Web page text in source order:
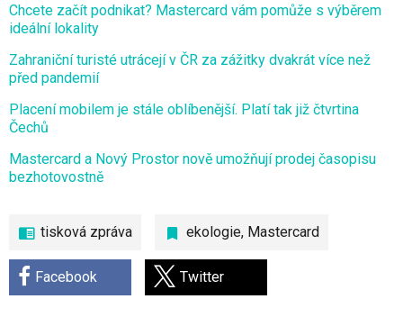
tisková zpráva ekologie, Mastercard
Facebook Twitter
Chcete začít podnikat? Mastercard vám pomůže s výběrem
ideální lokality
Zahraniční turisté utrácejí v ČR za zážitky dvakrát více než
před pandemií
Placení mobilem je stále oblíbenější. Platí tak již čtvrtina
Čechů
Mastercard a Nový Prostor nově umožňují prodej časopisu
bezhotovostně